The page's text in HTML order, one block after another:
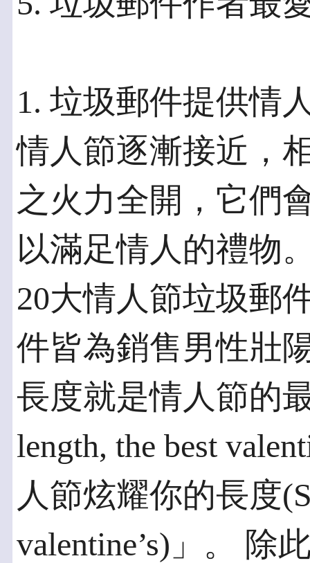
1. 垃圾郵件提供情
情人節逐漸接近，
之火力全開，它們
以滿足情人的禮物
20大情人節垃圾郵
件皆為銷售男性壯
長度就是情人節的
length, the best
人節炫耀你的長度
valentine’s)」。 除